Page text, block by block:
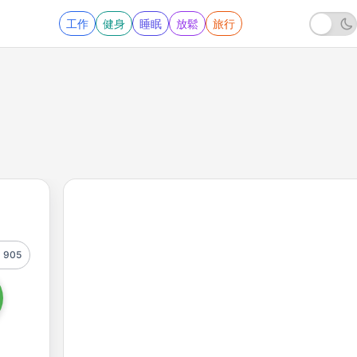
工作 健身 睡眠 放鬆 旅行
905